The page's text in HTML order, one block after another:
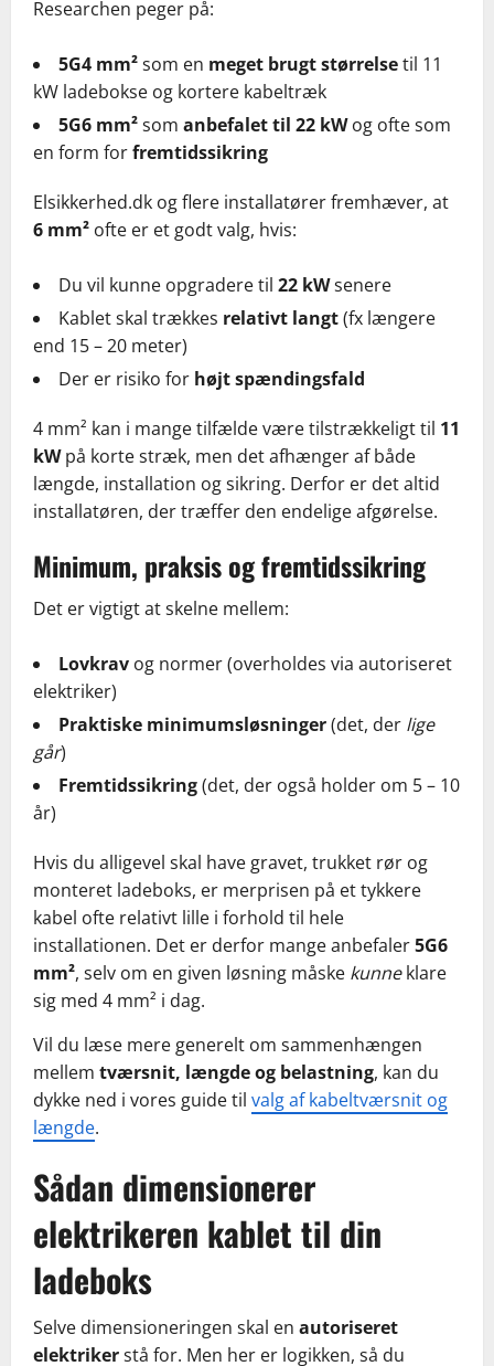
Researchen peger på:
5G4 mm²som en meget brugt størrelsetil 11
kW ladebokse og kortere kabeltræk
5G6 mm²som anbefalet til 22 kWog ofte som
en form forfremtidssikring
Elsikkerhed.dk og flere installatører fremhæver, at
6 mm² ofte er et godt valg, hvis:
Du vil kunne opgradere til 22 kWsenere
Kablet skal trækkes relativt langt(fx længere
end 15 – 20 meter)
Der er risiko for højt spændingsfald
4 mm² kan i mange tilfælde være tilstrækkeligt til 11
kWpå korte stræk, men det afhænger af både
længde, installation og sikring. Derfor er det altid
installatøren, der træffer den endelige afgørelse.
Minimum, praksis og fremtidssikring
Det er vigtigt at skelne mellem:
Lovkrav og normer (overholdes via autoriseret
elektriker)
Praktiske minimumsløsninger(det, der lige
går)
Fremtidssikring(det, der også holder om 5 – 10
år)
Hvis du alligevel skal have gravet, trukket rør og
monteret ladeboks, er merprisen på et tykkere
kabel ofte relativt lille i forhold til hele
installationen. Det er derfor mange anbefaler5G6
mm², selv om en given løsning måske kunneklare
sig med 4 mm² i dag.
Vil du læse mere generelt om sammenhængen
mellem tværsnit, længde og belastning, kan du
dykke ned i vores guide til valg af kabeltværsnit og
længde.
Sådan dimensionerer
elektrikeren kablet til din
ladeboks
Selve dimensioneringen skal en autoriseret
elektrikerstå for. Men her er logikken, så du